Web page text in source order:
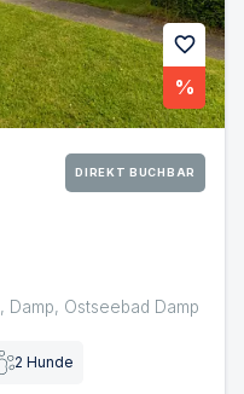
favorite
%
DIREKT BUCHBAR
, Damp, Ostseebad Damp
2 Hunde